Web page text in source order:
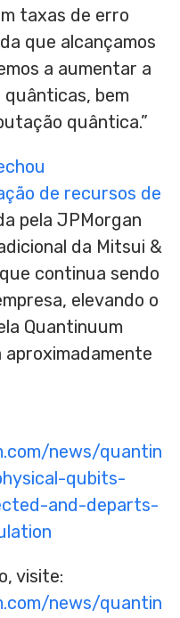
taxas de erro
que alcançamos
a aumentar a
quânticas, bem
quântica.”
de recursos de
pela JPMorgan
da Mitsui &
continua sendo
elevando o
Quantinuum
aproximadamente
news/quantin
qubits-
and-departs-
visite:
news/quantin